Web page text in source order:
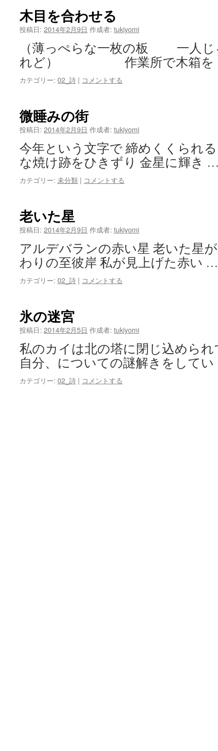
木目を合わせる
投稿日: 2014年2月9日 作成者: tukiyomi
（薄っぺらな一枚の板 一人じ
れど） 作業所で木箱
カテゴリー: 02_詩 | コメントする
微睡みの街
投稿日: 2014年2月9日 作成者: tukiyomi
今年という文字で 締めくくられ
な焼け跡をひきずり 金星に輝き
カテゴリー: 未分類 | コメントする
老いた星
投稿日: 2014年2月9日 作成者: tukiyomi
アルデバランの赤い星 老いた星
わりの至彼岸 私が見上げた赤い
カテゴリー: 02_詩 | コメントする
氷の迷宮
投稿日: 2014年2月5日 作成者: tukiyomi
私のカイは北の塔に閉じ込めら
自分、についての謎解きをして
カテゴリー: 02_詩 | コメントする